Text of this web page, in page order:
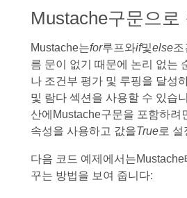
Mustache구문으로
Mustache는for루프와if및else조
름 문이 없기 때문에 논리 없는
나 조건부 평가 및 루핑을 달성
및 람다 섹션을 사용할 수 있습
산에Mustache구문을 포함하려
속성을 사용하고 값을True로 설
다음 코드 예제에서는
꾸는 방법을 보여 줍니다: